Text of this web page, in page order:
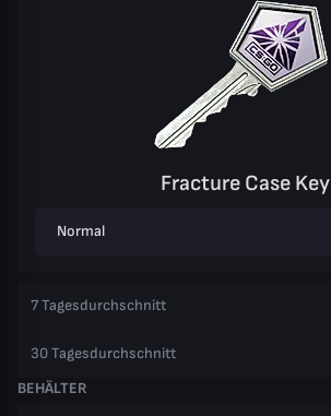
Fracture Case Key
Normal
7 Tagesdurchschnitt
30 Tagesdurchschnitt
BEHÄLTER